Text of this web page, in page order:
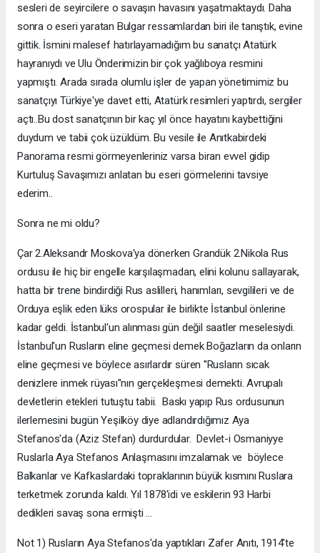
sesleri de seyircilere o savaşın havasını yaşatmaktaydı. Daha
sonra o eseri yaratan Bulgar ressamlardan biri ile tanıştık, evine
gittik. İsmini malesef hatırlayamadığım bu sanatçı Atatürk
hayranıydı ve Ulu Önderimizin bir çok yağlıboya resmini
yapmıştı. Arada sırada olumlu işler de yapan yönetimimiz bu
sanatçıyı Türkiye'ye davet etti, Atatürk resimleri yaptırdı, sergiler
açtı..Bu dost sanatçının bir kaç yıl önce hayatını kaybettiğini
duydum ve tabii çok üzüldüm. Bu vesile ile Anıtkabirdeki
Panorama resmi görmeyenleriniz varsa biran evvel gidip
Kurtuluş Savaşımızı anlatan bu eseri görmelerini tavsiye
ederim..
Sonra ne mi oldu?
Çar 2.Aleksandr Moskova'ya dönerken Grandük 2.Nikola Rus
ordusu ile hiç bir engelle karşılaşmadan, elini kolunu sallayarak,
hatta bir trene bindirdiği Rus aslilleri, hanımları, sevgilileri ve de
Orduya eşlik eden lüks orospular ile birlikte İstanbul önlerine
kadar geldi. İstanbul'un alınması gün değil saatler meselesiydi.
İstanbul'un Rusların eline geçmesi demek Boğazların da onların
eline geçmesi ve böylece asırlardır süren ''Rusların sıcak
denizlere inmek rüyası''nın gerçekleşmesi demekti. Avrupalı
devletlerin etekleri tutuştu tabii. Baskı yapıp Rus ordusunun
ilerlemesini bugün Yeşilköy diye adlandırdığımız Aya
Stefanos'da (Aziz Stefan) durdurdular. Devlet-i Osmaniyye
Ruslarla Aya Stefanos Anlaşmasını imzalamak ve böylece
Balkanlar ve Kafkaslardaki topraklarının büyük kısmını Ruslara
terketmek zorunda kaldı. Yıl 1878'idi ve eskilerin 93 Harbi
dedikleri savaş sona ermişti ...
Not 1) Rusların Aya Stefanos'da yaptıkları Zafer Anıtı, 1914'te